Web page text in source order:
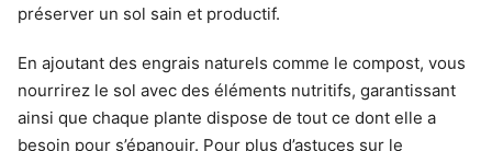
préserver un sol sain et productif.
En ajoutant des engrais naturels comme le compost, vous
nourrirez le sol avec des éléments nutritifs, garantissant
ainsi que chaque plante dispose de tout ce dont elle a
besoin pour s’épanouir. Pour plus d’astuces sur le